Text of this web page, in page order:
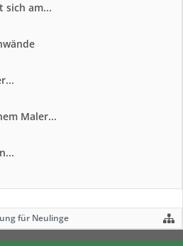
sich am...
Maler...
für Neulinge